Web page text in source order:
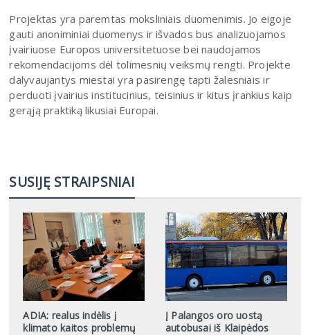
Projektas yra paremtas moksliniais duomenimis. Jo eigoje
gauti anoniminiai duomenys ir išvados bus analizuojamos
įvairiuose Europos universitetuose bei naudojamos
rekomendacijoms dėl tolimesnių veiksmų rengti. Projekte
dalyvaujantys miestai yra pasirengę tapti žalesniais ir
perduoti įvairius institucinius, teisinius ir kitus įrankius kaip
gerąją praktiką likusiai Europai.
SUSIJĘ STRAIPSNIAI
ADIA: realus indėlis į
klimato kaitos problemų
Į Palangos oro uostą
autobusai iš Klaipėdos